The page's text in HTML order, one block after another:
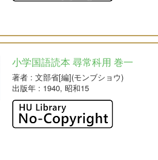
小学国語読本 尋常科用 巻一
著者: 文部省[編](モンブショウ)
出版年: 1940, 昭和15